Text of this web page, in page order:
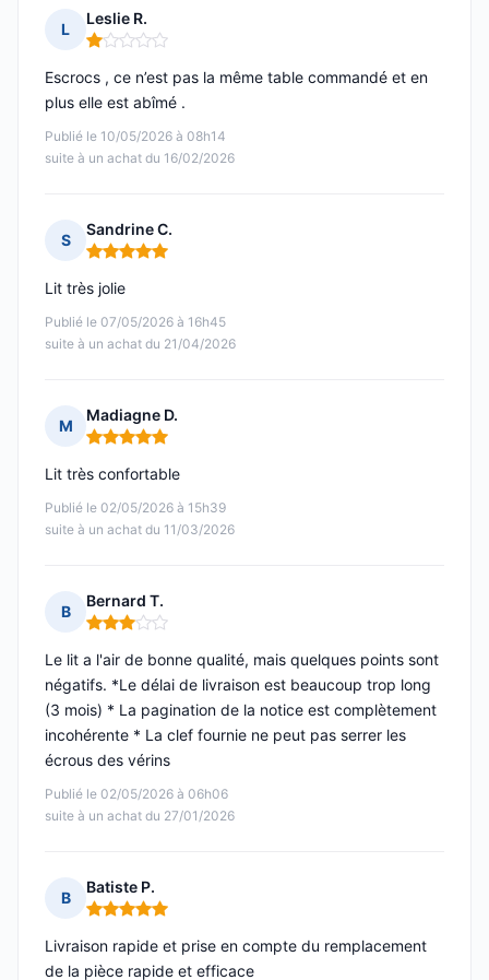
L
Leslie R.
Note : 1 sur 5
Publié le 10/05/2026 à 08h14
suite à un achat du 16/02/2026
Escrocs , ce n’est pas la même table commandé et en
plus elle est abîmé .
S
Sandrine C.
Note : 5 sur 5
Publié le 07/05/2026 à 16h45
suite à un achat du 21/04/2026
Lit très jolie
M
Madiagne D.
Note : 5 sur 5
Publié le 02/05/2026 à 15h39
suite à un achat du 11/03/2026
Lit très confortable
B
Bernard T.
Note : 3 sur 5
Publié le 02/05/2026 à 06h06
suite à un achat du 27/01/2026
Le lit a l'air de bonne qualité, mais quelques points sont
négatifs. *Le délai de livraison est beaucoup trop long
(3 mois) * La pagination de la notice est complètement
incohérente * La clef fournie ne peut pas serrer les
écrous des vérins
B
Batiste P.
Note : 5 sur 5
Livraison rapide et prise en compte du remplacement
de la pièce rapide et efficace